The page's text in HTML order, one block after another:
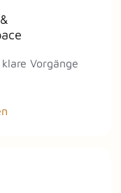
Vorgänge